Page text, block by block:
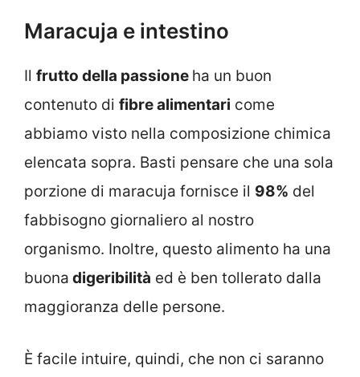
Maracuja e intestino
Il frutto della passione ha un buon
contenuto di fibre alimentari come
abbiamo visto nella composizione chimica
elencata sopra. Basti pensare che una sola
porzione di maracuja fornisce il 98% del
fabbisogno giornaliero al nostro
organismo. Inoltre, questo alimento ha una
buona digeribilità ed è ben tollerato dalla
maggioranza delle persone.
È facile intuire, quindi, che non ci saranno